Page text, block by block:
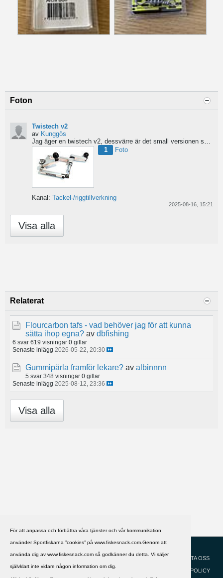
För att anpassa och förbättra våra tjänster och vår kommunikation
använder Sportfiskarna ”cookies” på www.fiskesnack.com.Genom att
använda dig av www.fiskesnack.com så godkänner du detta. Vi säljer
självklart inte vidare någon information om dig.
Foton
Twistech v2
av Kunggös
1
Foto
Kanal: Tackel-/riggtillverkning
2025-08-16, 15:21
Visa alla
Relaterat
Flourcarbon tafs - vad behöver jag för att kunna
sätta ihop egna? av dbfishing
6 svar 619 visningar 0 gillar
Senaste inlägg 2026-05-22, 20:30
Gummipärla framför lekare? av albinnnn
5 svar 348 visningar 0 gillar
Senaste inlägg 2025-08-12, 23:36
Visa alla
HJÄLP
KONTAKTA OSS
COOKIEPOLICY